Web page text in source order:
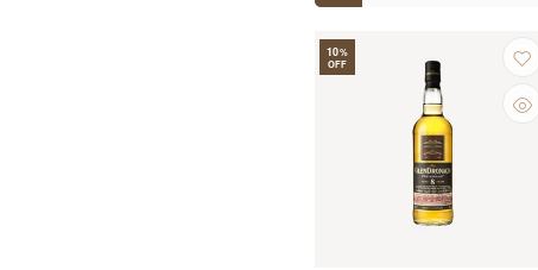
10%
OFF